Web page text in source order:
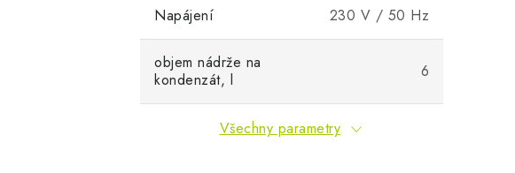
Napájení 230 V / 50 Hz
objem nádrže na
kondenzát, l
6
Všechny parametry